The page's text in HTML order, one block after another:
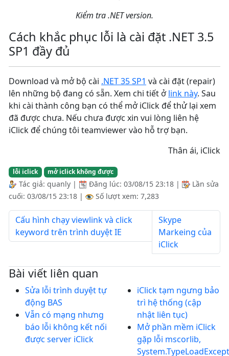
Kiểm tra .NET version.
Cách khắc phục lỗi là cài đặt .NET 3.5
SP1 đầy đủ
Download và mở bộ cài .NET 35 SP1 và cài đặt (repair)
lên những bộ đang có sẵn. Xem chi tiết ởlink này. Sau
khi cài thành công bạn có thể mở iClick để thử lại xem
đã được chưa. Nếu chưa được xin vui lòng liên hệ
iClick để chúng tôi teamviewer vào hỗ trợ bạn.
Thân ái, iClick
lỗi iclick mở iclick không được
Tác giả: quanly | Đăng lúc: 03/08/15 23:18 |
Lần sửa
cuối: 03/08/15 23:18 | Số lượt xem: 7,283
Cấu hình chạy viewlink và click
keyword trên trình duyệt IE
Skype
Markeing của
iClick
Bài viết liên quan
Sửa lỗi trình duyệt tự
động BAS
Vẫn có mạng nhưng
báo lỗi không kết nối
được server iClick
iClick tạm ngưng bảo
trì hệ thống (cập
nhật liên tục)
Mở phần mềm iClick
gặp lỗi mscorlib,